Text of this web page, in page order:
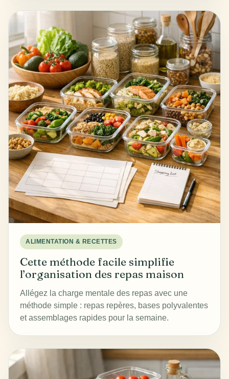
ALIMENTATION & RECETTES
Cette méthode facile simplifie
l’organisation des repas maison
Allégez la charge mentale des repas avec une
méthode simple : repas repères, bases polyvalentes
et assemblages rapides pour la semaine.